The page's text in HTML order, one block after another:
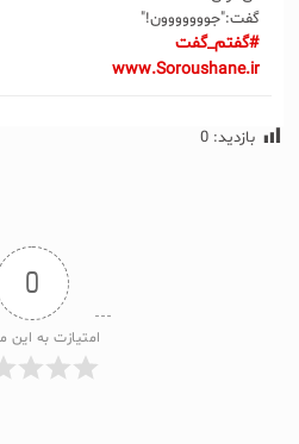
گفت:"جووووووون!"
#گفتم_گفت
www.Soroushane.ir
بازدید: 0
0
امتیازت به این